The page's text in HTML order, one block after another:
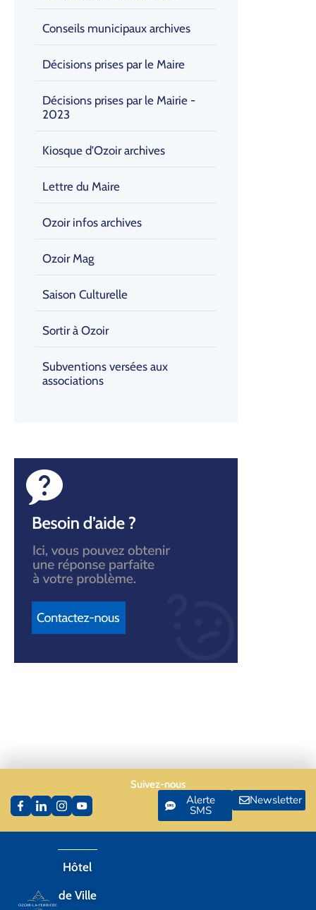
Conseils municipaux archives
Décisions prises par le Maire
Décisions prises par le Mairie -
2023
Kiosque d'Ozoir archives
Lettre du Maire
Ozoir infos archives
Ozoir Mag
Saison Culturelle
Sortir à Ozoir
Subventions versées aux
associations
Hôtel
de Ville
Suivez-nous
Alerte
SMS
Newsletter